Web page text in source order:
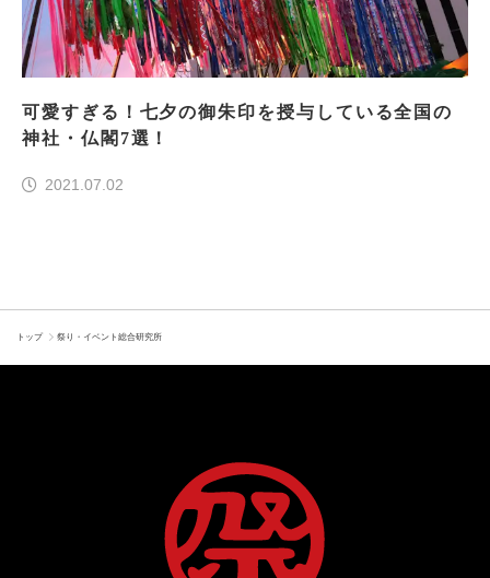
可愛すぎる！七夕の御朱印を授与している全国の
神社・仏閣7選！
2021.07.02
トップ 祭り・イベント総合研究所